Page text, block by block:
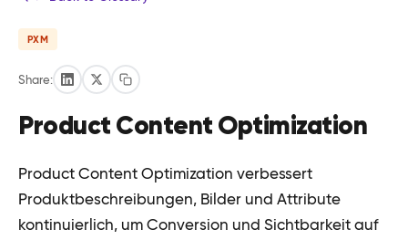
PXM
Share:
Product Content Optimization
Product Content Optimization verbessert
Produktbeschreibungen, Bilder und Attribute
kontinuierlich, um Conversion und Sichtbarkeit auf